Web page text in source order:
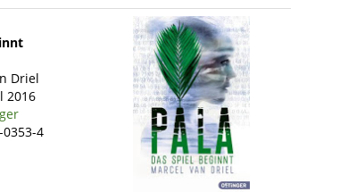
Driel
2016
0353-4